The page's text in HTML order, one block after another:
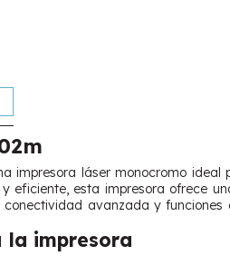
impresora láser monocromo
eficiente, esta impresora ofrece
avanzada y
la impresora